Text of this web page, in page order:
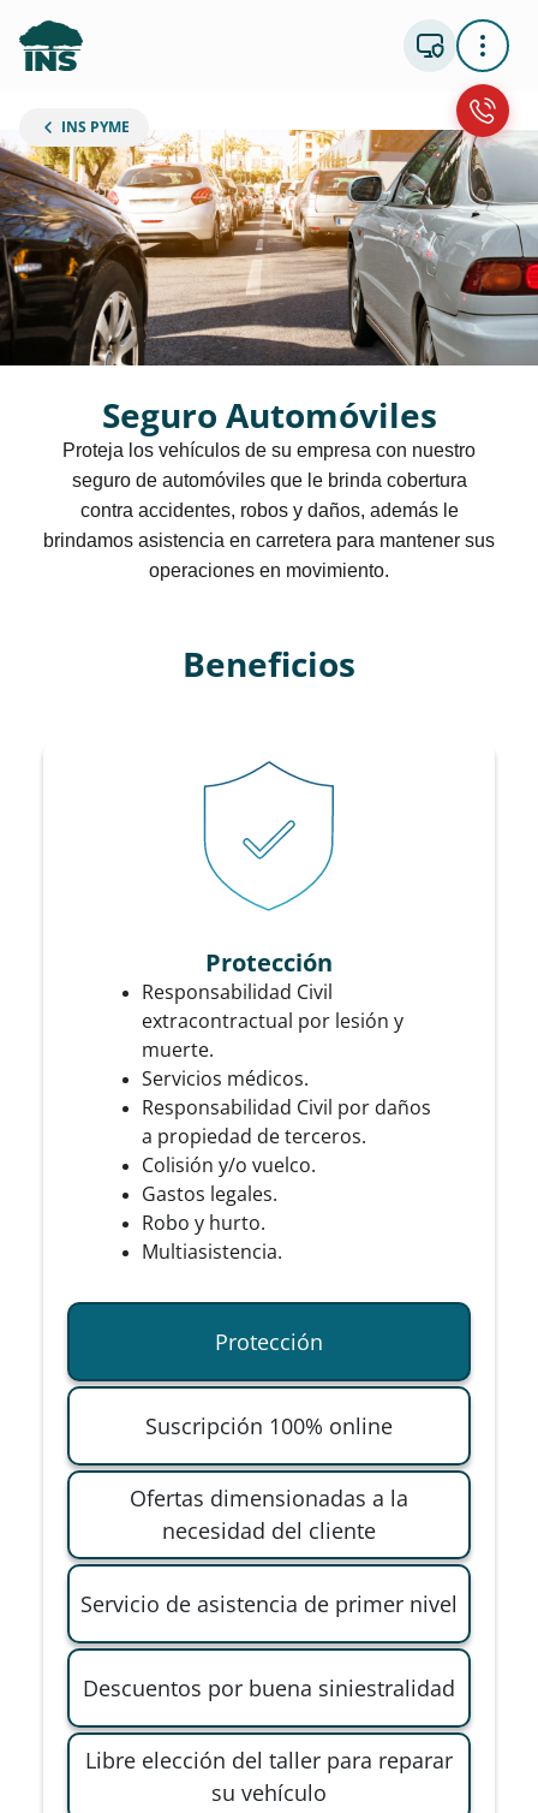
INS PYME
Seguro Automóviles
Proteja los vehículos de su empresa con nuestro
seguro de automóviles que le brinda cobertura
contra accidentes, robos y daños, además le
brindamos asistencia en carretera para mantener sus
operaciones en movimiento.
Beneficios
Protección
Responsabilidad Civil
extracontractual por lesión y
muerte.
Servicios médicos.
Responsabilidad Civil por daños
a propiedad de terceros.
Colisión y/o vuelco.
Gastos legales.
Robo y hurto.
Multiasistencia.
Protección
Suscripción 100% online
Ofertas dimensionadas a la
necesidad del cliente
Servicio de asistencia de primer nivel
Descuentos por buena siniestralidad
Libre elección del taller para reparar
su vehículo